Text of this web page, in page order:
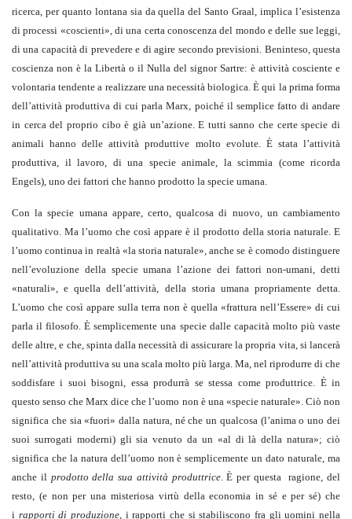
ricerca, per quanto lontana sia da quella del Santo Graal, implica l’esistenza
di processi «coscienti», di una certa conoscenza del mondo e delle sue leggi,
di una capacità di prevedere e di agire secondo previsioni. Beninteso, questa
coscienza non è la Libertà o il Nulla del signor Sartre: è attività cosciente e
volontaria tendente a realizzare una necessità biologica. È qui la prima forma
dell’attività produttiva di cui parla Marx, poiché il semplice fatto di andare
in cerca del proprio cibo è già un’azione. E tutti sanno che certe specie di
animali hanno delle attività produttive molto evolute. È stata l’attività
produttiva, il lavoro, di una specie animale, la scimmia (come ricorda
Engels), uno dei fattori che hanno prodotto la specie umana.
Con la specie umana appare, certo, qualcosa di nuovo, un cambiamento
qualitativo. Ma l’uomo che così appare è il prodotto della storia naturale. E
l’uomo continua in realtà «la storia naturale», anche se è comodo distinguere
nell’evoluzione della specie umana l’azione dei fattori non-umani, detti
«naturali», e quella dell’attività, della storia umana propriamente detta.
L’uomo che così appare sulla terra non è quella «frattura nell’Essere» di cui
parla il filosofo. È semplicemente una specie dalle capacità molto più vaste
delle altre, e che, spinta dalla necessità di assicurare la propria vita, si lancerà
nell’attività produttiva su una scala molto più larga. Ma, nel riprodurre di che
soddisfare i suoi bisogni, essa produrrà se stessa come produttrice. È in
questo senso che Marx dice che l’uomo non è una «specie naturale». Ciò non
significa che sia «fuori» dalla natura, né che un qualcosa (l’anima o uno dei
suoi surrogati moderni) gli sia venuto da un «al di là della natura»; ciò
significa che la natura dell’uomo non è semplicemente un dato naturale, ma
anche il prodotto della sua attività produttrice. È per questa ragione, del
resto, (e non per una misteriosa virtù della economia in sé e per sé) che
i rapporti di produzione, i rapporti che si stabiliscono fra gli uomini nella